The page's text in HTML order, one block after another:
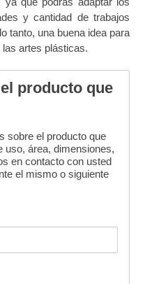
y cantidad de trabajos
tanto, una buena idea para
artes plásticas.
producto que
sobre el producto que
uso, área, dimensiones,
en contacto con usted
el mismo o siguiente